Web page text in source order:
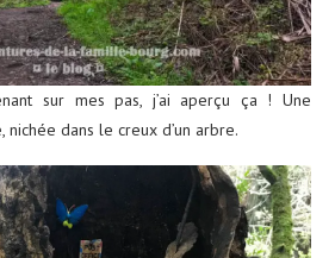
sur mes pas, j’ai aperçu ça ! Une
nichée dans le creux d’un arbre.